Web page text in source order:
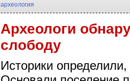
археология
Археологи
слободу
Историки